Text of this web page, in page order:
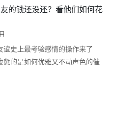
的钱还没还？看他们如何花
史上最考验感情的操作来了
的是如何优雅又不动声色的催